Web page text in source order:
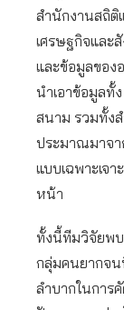
สำนักงานสถิ
เศรษฐกิจและ
และข้อมูลของ
นำเอาข้อมูลทั้
สนาม รวมทั้ง
ประมาณมาจา
แบบเฉพาะเจ
หน้า
ทั้งนี้ทีมวิจัยพบ
กลุ่มคนยากจน
ลำบากในการ